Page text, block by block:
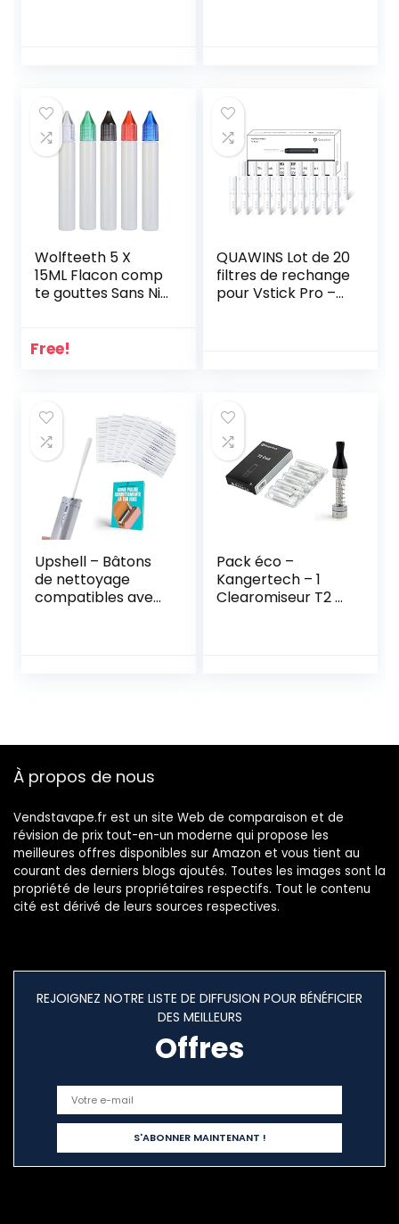
aux Cigarettes de
8mm et 5mm
(Blanc, Violet, Bleu,
Vert)
Wolfteeth 5 X
15ML Flacon comp
te gouttes Sans Ni
Free!
QUAWINS Lot de 20
filtres de rechange
pour Vstick Pro –
Upshell – Bâtons
de nettoyage
compatibles avec
Ebook Gratis
Pack éco –
Kangertech – 1
Clearomiseur T2 +
À propos de nous
Vendstavape.fr est un site Web de comparaison et de
révision de prix tout-en-un moderne qui propose les
meilleures offres disponibles sur Amazon et vous tient au
courant des derniers blogs ajoutés. Toutes les images sont la
propriété de leurs propriétaires respectifs. Tout le contenu
cité est dérivé de leurs sources respectives.
REJOIGNEZ NOTRE LISTE DE DIFFUSION POUR BÉNÉFICIER
DES MEILLEURS
Offres